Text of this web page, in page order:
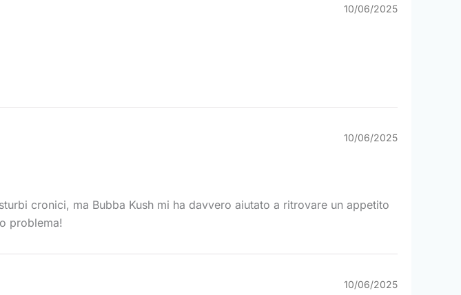
10/06/2025
10/06/2025
cronici, ma Bubba Kush mi ha davvero aiutato a ritrovare un appetito
problema!
10/06/2025